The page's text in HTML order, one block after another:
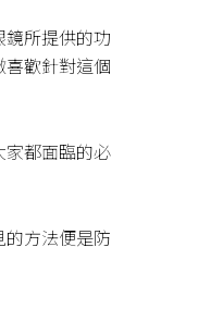
所提供的功
歡針對這個
家都面臨的必
方法便是防